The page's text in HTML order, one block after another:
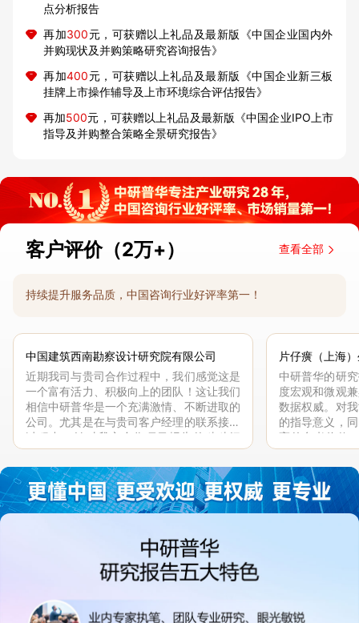
点分析报告
再加300元，可获赠以上礼品及最新版《中国企业国内外
并购现状及并购策略研究咨询报告》
再加400元，可获赠以上礼品及最新版《中国企业新三板
挂牌上市操作辅导及上市环境综合评估报告》
再加500元，可获赠以上礼品及最新版《中国企业IPO上市
指导及并购整合策略全景研究报告》
客户评价（2万+） 查看全部
持续提升服务品质，中国咨询行业好评率第一！
中国建筑西南勘察设计研究院有限公司
近期我司与贵司合作过程中，我们感觉这是
一个富有活力、积极向上的团队！这让我们
相信中研普华是一个充满激情、不断进取的
公司。尤其是在与贵司客户经理的联系接洽
过程中，针对我方合作项目报告的种种细
节，及时细致缜密地协助与项目部沟通、探
讨和完善...
片仔癀（上海
中研普华的研
度宏观和微观
数据权威。对
的指导意义，
高的参考价值
体化”服务和行
司继续...